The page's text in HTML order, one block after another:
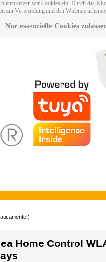
setzen wir Cookies ein. Durch das
zur Verwendung und den
Nur essenzielle Cookies
Home Control